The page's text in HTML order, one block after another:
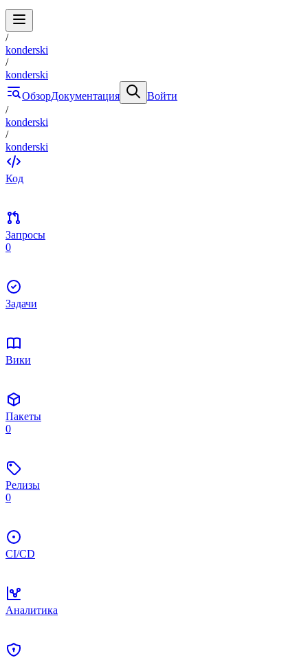
/
konderski
/
konderski
ОбзорДокументация
Войти
/
konderski
/
konderski
Код
Запросы
0
Задачи
Вики
Пакеты
0
Релизы
0
CI/CD
Аналитика